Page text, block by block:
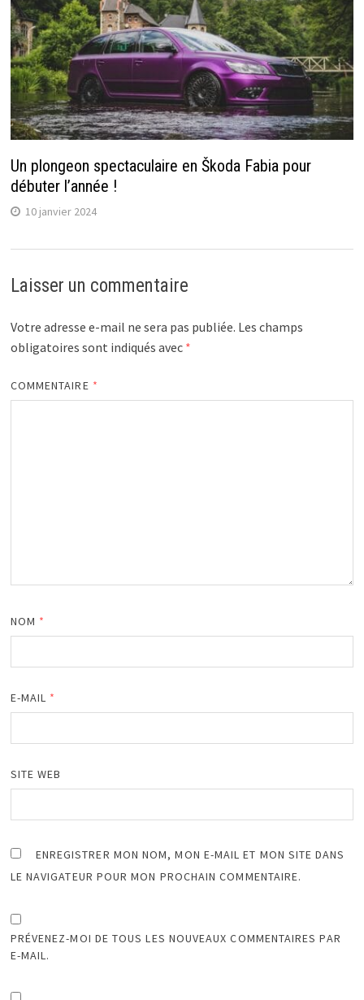
Un plongeon spectaculaire en Škoda Fabia pour
débuter l’année !
10 janvier 2024
Laisser un commentaire
Votre adresse e-mail ne sera pas publiée. Les champs
obligatoires sont indiqués avec *
COMMENTAIRE *
NOM *
E-MAIL *
SITE WEB
ENREGISTRER MON NOM, MON E-MAIL ET MON SITE DANS
LE NAVIGATEUR POUR MON PROCHAIN COMMENTAIRE.
PRÉVENEZ-MOI DE TOUS LES NOUVEAUX COMMENTAIRES PAR
E-MAIL.